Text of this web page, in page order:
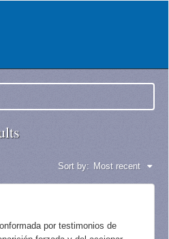
Sort by: Most recent
por testimonios de